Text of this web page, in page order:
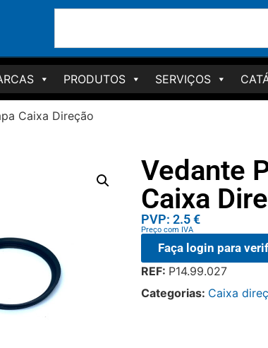
PRODUTOS SERVIÇOS
Caixa Direção
Vedante
Caixa
PVP: 2.5 €
Preço com IVA
Faça login para
REF: P14.99.027
Categorias: Caixa